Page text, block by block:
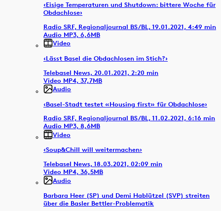
‹Eisige Temperaturen und Shutdown: bittere Woche für
Obdachlose›
Radio SRF, Regionaljournal BS/BL, 19.01.2021, 4:49 min
Audio MP3, 6,6MB
Video
‹Lässt Basel die Obdachlosen im Stich?›
Telebasel News, 20.01.2021, 2:20 min
Video MP4, 37,7MB
Audio
‹Basel-Stadt testet «Housing first» für Obdachlose›
Radio SRF, Regionaljournal BS/BL, 11.02.2021, 6:16 min
Audio MP3, 8,6MB
Video
‹Soup&Chill will weitermachen›
Telebasel News, 18.03.2021, 02:09 min
Video MP4, 36,5MB
Audio
Barbara Heer (SP) und Demi Hablützel (SVP) streiten
über die Basler Bettler-Problematik